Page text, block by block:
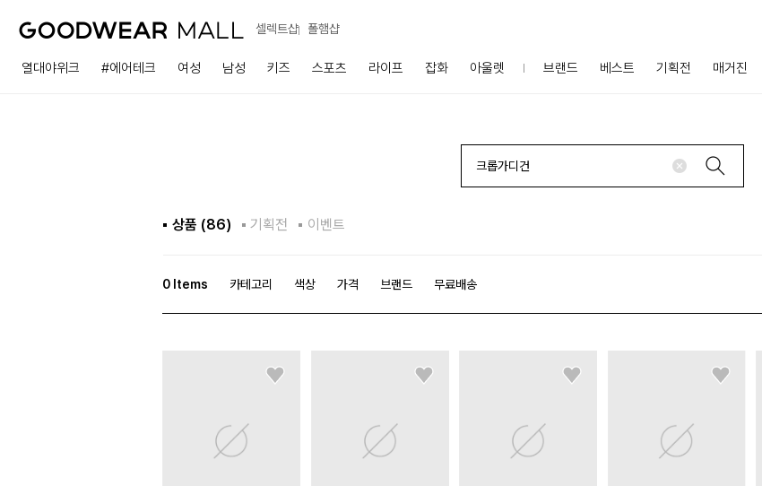
셀렉트샵 폴햄샵
열대야위크 #에어테크 여성 남성 키즈 스포츠 라이프 잡화 아울렛 브랜드 베스트 기획전 매거진
상품 (86) 기획전 이벤트
0 Items 카테고리 색상 가격 브랜드 무료배송